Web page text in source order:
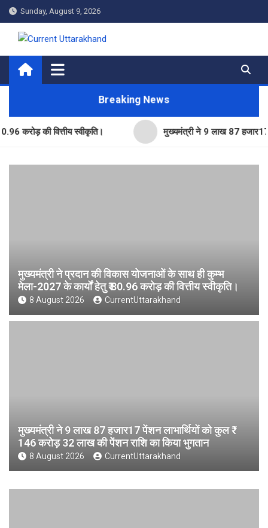
Skip
to
content
Sunday, August 9, 2026
Current Uttarakhand
Breaking News
वित्तीय स्वीकृति। मुख्यमंत्री ने 9 लाख 87 हजार17 पेंशन
मुख्यमंत्री ने प्रदान की विकास योजनाओं के साथ ही कुम्भ
मेला-2027 के कार्यों हेतु ₹ 80.96 करोड़ की वित्तीय स्वीकृति।
8 August 2026 CurrentUttarakhand
मुख्यमंत्री ने 9 लाख 87 हजार17 पेंशन लाभार्थियों को कुल ₹
146 करोड़ 32 लाख की पेंशन राशि का किया भुगतान
8 August 2026 CurrentUttarakhand